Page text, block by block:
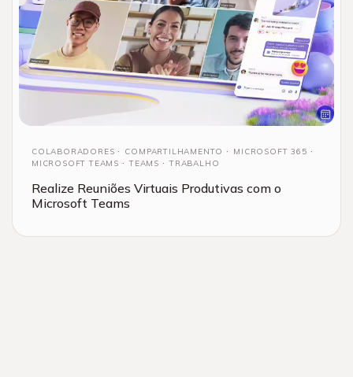
COLABORADORES COMPARTILHAMENTO
MICROSOFT 365
MICROSOFT TEAMS
TEAMS TRABALHO
Realize Reuniões Virtuais Produtivas com o
Microsoft Teams